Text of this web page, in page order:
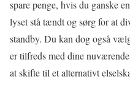
spare penge, hvis du ganske
lyset stå tændt og sørg for at
standby. Du kan dog også
er tilfreds med dine
at skifte til et alternativt